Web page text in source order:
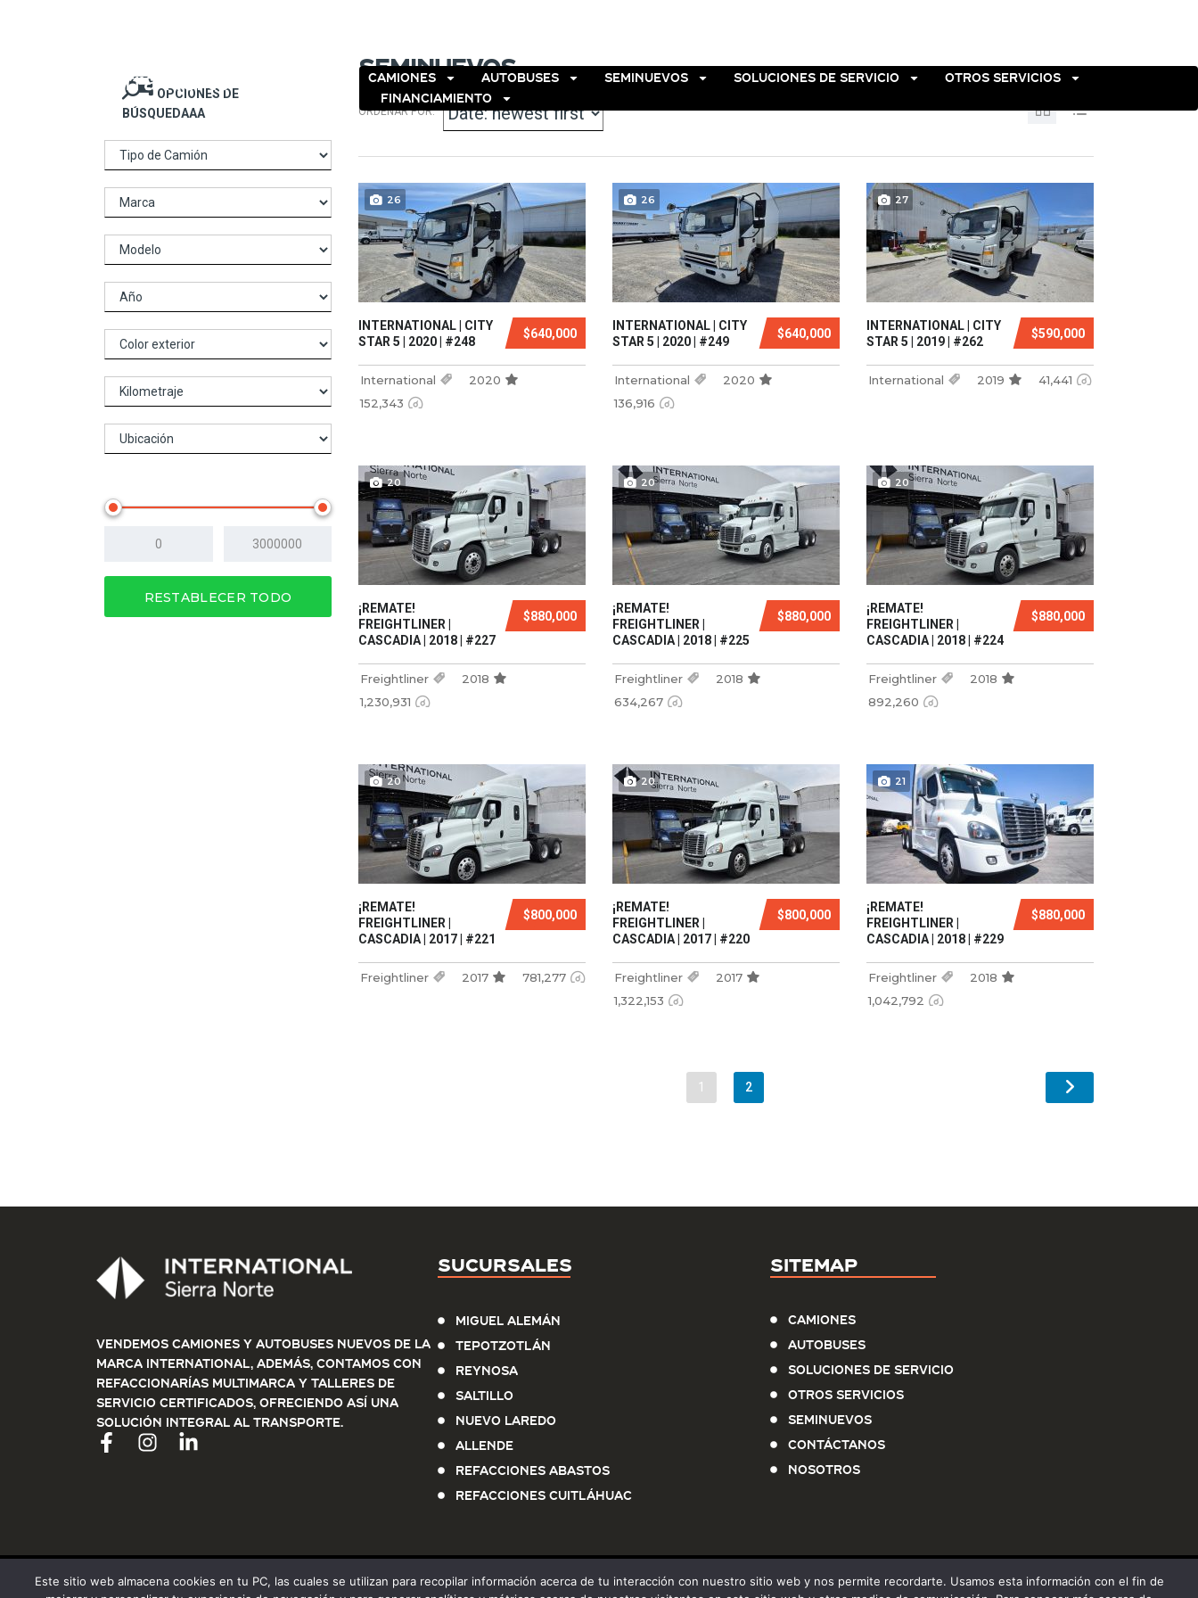
CAMIONES AUTOBUSES SEMINUEVOS SOLUCIONES DE SERVICIO
OTROS SERVICIOS
FINANCIAMIENTO
OPCIONES DE
BÚSQUEDAAA
RESTABLECER TODO
Seminuevos
ORDENAR POR:
26
$640,000
INTERNATIONAL | CITY
STAR 5 | 2020 | #248
International
2020
152,343
26
$640,000
INTERNATIONAL | CITY
STAR 5 | 2020 | #249
International
2020
136,916
27
$590,000
INTERNATIONAL | CITY
STAR 5 | 2019 | #262
International 2019 41,441
20
$880,000
¡REMATE!
FREIGHTLINER |
CASCADIA | 2018 | #227
Freightliner
2018
1,230,931
20
$880,000
¡REMATE!
FREIGHTLINER |
CASCADIA | 2018 | #225
Freightliner
2018
634,267
20
$880,000
¡REMATE!
FREIGHTLINER |
CASCADIA | 2018 | #224
Freightliner
2018
892,260
20
$800,000
¡REMATE!
FREIGHTLINER |
CASCADIA | 2017 | #221
Freightliner 2017 781,277
20
$800,000
¡REMATE!
FREIGHTLINER |
CASCADIA | 2017 | #220
Freightliner
2017
1,322,153
21
$880,000
¡REMATE!
FREIGHTLINER |
CASCADIA | 2018 | #229
Freightliner
2018
1,042,792
1 2
Vendemos Camiones y Autobuses nuevos de la
marca International, además, contamos con
refaccionarías multimarca y talleres de
servicio certificados, ofreciendo así una
solución integral al transporte.
Sucursales
Miguel Alemán
Tepotzotlán
Reynosa
Saltillo
Nuevo Laredo
Allende
Refacciones Abastos
Refacciones Cuitláhuac
Sitemap
Camiones
Autobuses
Soluciones de servicio
Otros Servicios
Seminuevos
Contáctanos
Nosotros
Este sitio web almacena cookies en tu PC, las cuales se utilizan para recopilar información acerca de tu interacción con nuestro sitio web y nos permite recordarte. Usamos esta información con el fin de